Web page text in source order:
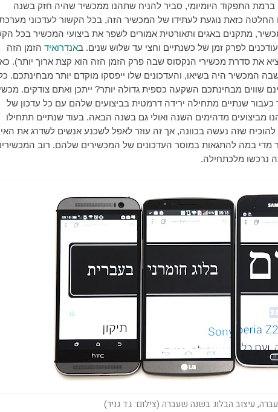
ברמת התפקוד היומיומי, סביר להניח שתהנו ממכשיר שהיה חזק בשנה
כזאת נוגעת לעתידו של המכשיר הזה, בכל הקשור לעדכוני
מתקנים באגים ותאורטית אמורים לשפר את ביצועי המכשיר בכל
לפרק זמן של כשנתיים וחצי עד שלוש שנים. באנדרואיד הזמן הזה
את סדרת מכשירי הנקסוס שבה פרק הזמן הזה הוא קצת ארוך יותר).
המכשיר היה בשיאו, והעדכונים שלו ייפסקו מוקדם יותר מבחינתכם.
שווים מבחינתכם השקעה כספית גדולה יותר? ייתכן ואתם צודקים.
שנתיים מתחילה ירידה דרמטית בביצועים שלהם עם כל עדכון של
תתחדשו. אתם תהנו מביצועים מדהימים השנה ואולי גם בשנה הבאה. בעוד שנתיים תתחילו
להוכיח שזה נעשה בכוונה, אך זה עוזר לאפל לשכנע אנשים לשדרג את
מדי במה להתגאות במוסר העדכונים של המכשירים שלהם. רוב
נרכשו מלכתחילה.
עיצוב הבלוג בשנה שעברה (צילום: גד גניר)